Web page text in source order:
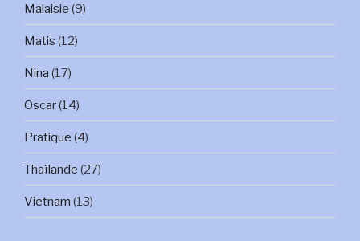
Malaisie (9)
Matis (12)
Nina (17)
Oscar(14)
Pratique (4)
Thaïlande (27)
Vietnam (13)